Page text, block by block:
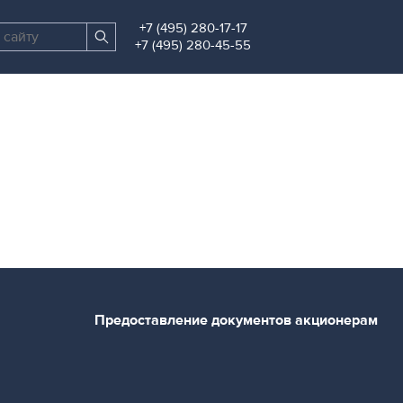
Поиск
по
Найти
+7 (495) 280-17-17
+7 (495) 280-45-55
Предоставление документов акционерам